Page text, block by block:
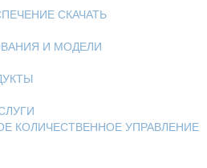
СКАЧАТЬ
И МОДЕЛИ
КОЛИЧЕСТВЕННОЕ УПРАВЛЕНИЕ